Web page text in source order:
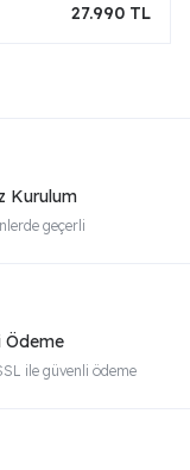
27.990 TL
Kurulum
geçerli
Ödeme
ile güvenli ödeme